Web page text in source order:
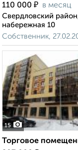
110 000 ₽ в месяц
Свердловский
набережная 10
Собственник,
15
Торговое